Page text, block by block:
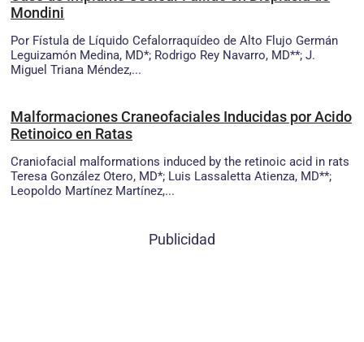
Mondini
Por Fístula de Líquido Cefalorraquídeo de Alto Flujo Germán
Leguizamón Medina, MD*; Rodrigo Rey Navarro, MD**; J.
Miguel Triana Méndez,...
Malformaciones Craneofaciales Inducidas por Acido
Retinoico en Ratas
Craniofacial malformations induced by the retinoic acid in rats
Teresa González Otero, MD*; Luis Lassaletta Atienza, MD**;
Leopoldo Martínez Martínez,...
Publicidad